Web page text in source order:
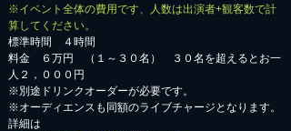
※イベント全体の費用です、人数は出演者+観客数で計
算してください。
標準時間 ４時間
料金 ６万円 （１～３０名） ３０名を超えるとお一
人２，０００円
※別途ドリンクオーダーが必要です。
※オーディエンスも同額のライブチャージとなります。
詳細は